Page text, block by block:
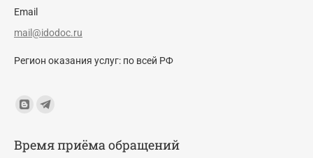
Email
mail@idodoc.ru
Регион оказания услуг: по всей РФ
Find us on:
Blogger
opens
Telegram
opens
Время приёма обращений